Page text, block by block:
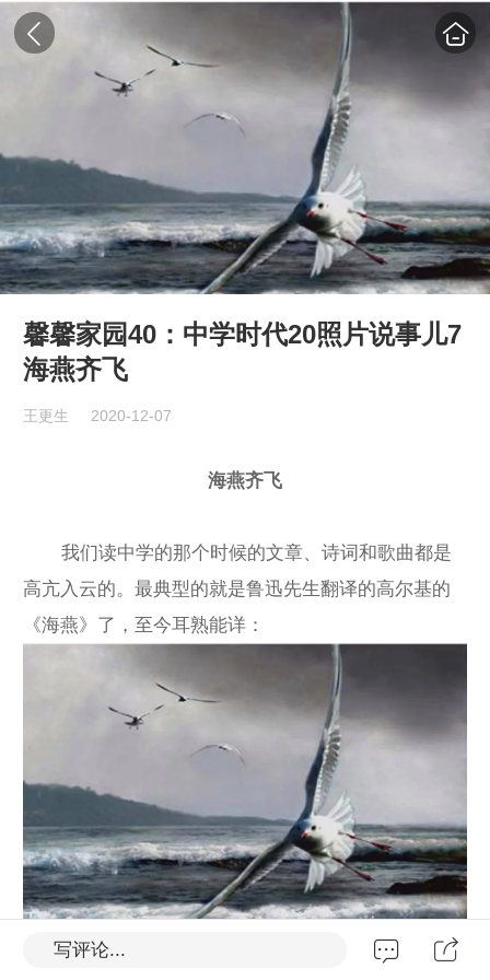
馨馨家园40：中学时代20照片说事儿7
海燕齐飞
王更生 2020-12-07
海燕齐飞
我们读中学的那个时候的文章、诗词和歌曲都是
高亢入云的。最典型的就是鲁迅先生翻译的高尔基的
《海燕》了，至今耳熟能详：
写评论...